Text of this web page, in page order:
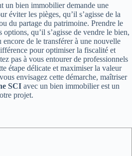
un bien immobilier demande une
éviter les pièges, qu’il s’agisse de la
du partage du patrimoine. Prendre le
qu’il s’agisse de vendre le bien,
encore de le transférer à une nouvelle
pour optimiser la fiscalité et
pas à vous entourer de professionnels
étape délicate et maximiser la valeur
envisagez cette démarche, maîtriser
SCI avec un bien immobilier est un
projet.